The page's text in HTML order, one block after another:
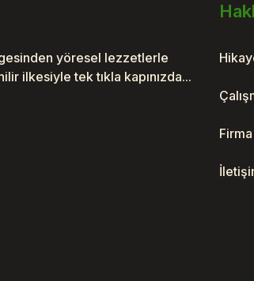
yöresel lezzetlerle
ilkesiyle tek tıkla kapınızda...